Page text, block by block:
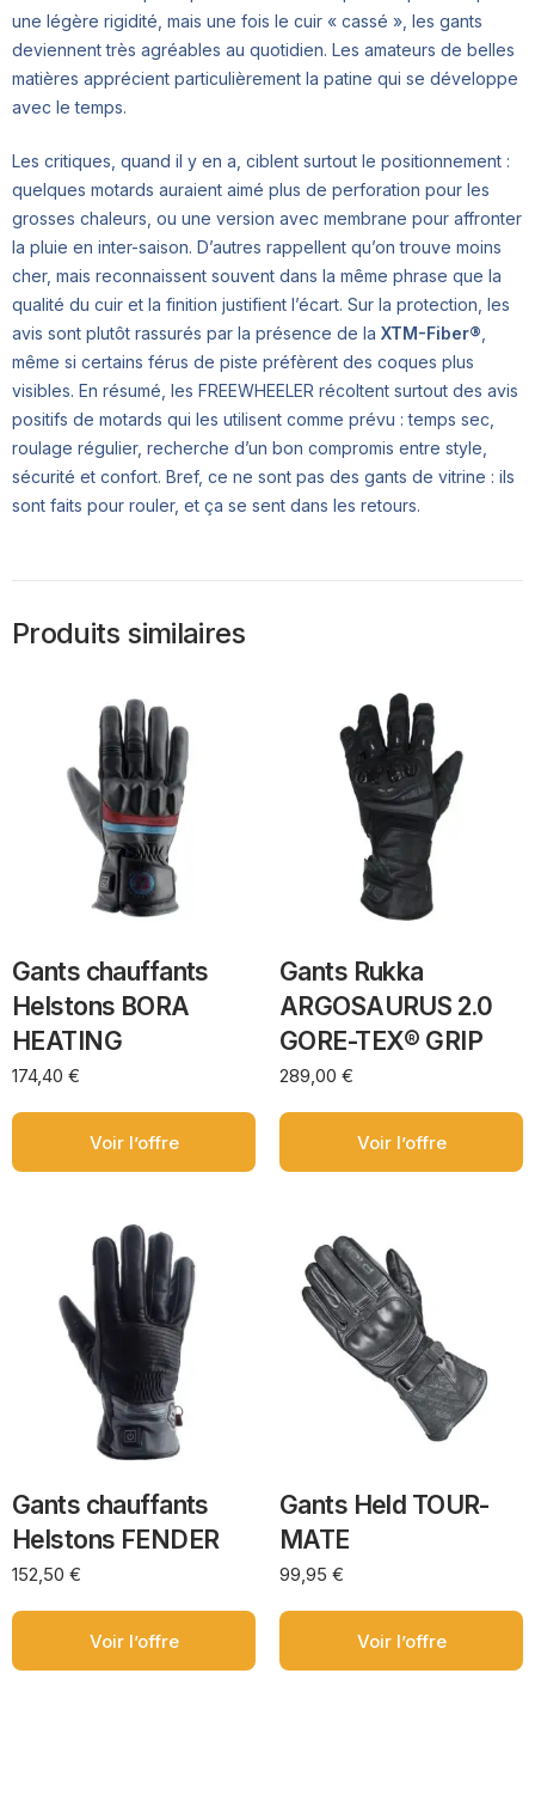
une légère rigidité, mais une fois le cuir « cassé », les gants
deviennent très agréables au quotidien. Les amateurs de belles
matières apprécient particulièrement la patine qui se développe
avec le temps.
Les critiques, quand il y en a, ciblent surtout le positionnement :
quelques motards auraient aimé plus de perforation pour les
grosses chaleurs, ou une version avec membrane pour affronter
la pluie en inter-saison. D’autres rappellent qu’on trouve moins
cher, mais reconnaissent souvent dans la même phrase que la
qualité du cuir et la finition justifient l’écart. Sur la protection, les
avis sont plutôt rassurés par la présence de la XTM-Fiber®
même si certains férus de piste préfèrent des coques plus
visibles. En résumé, les FREEWHEELER récoltent surtout des avis
positifs de motards qui les utilisent comme prévu : temps sec,
roulage régulier, recherche d’un bon compromis entre style,
sécurité et confort. Bref, ce ne sont pas des gants de vitrine : ils
sont faits pour rouler, et ça se sent dans les retours.
Produits similaires
Gants chauffants
Helstons BORA
HEATING
174,40 €
Voir l’offre
Gants Rukka
ARGOSAURUS 2.0
GORE-TEX® GRIP
289,00 €
Voir l’offre
Gants chauffants
Helstons FENDER
152,50 €
Voir l’offre
Gants Held TOUR-
MATE
99,95 €
Voir l’offre